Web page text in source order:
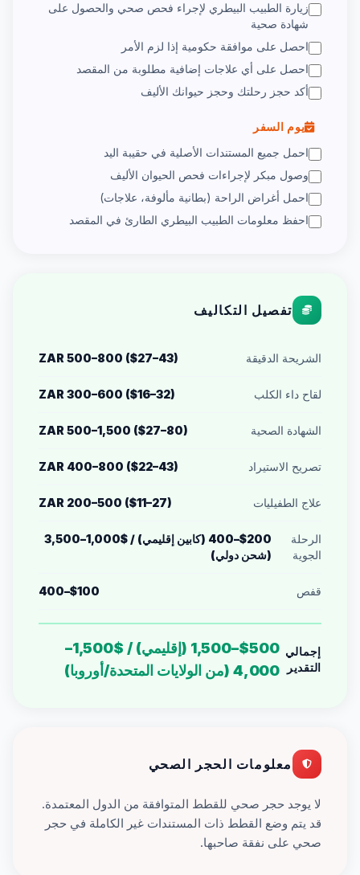
زيارة الطبيب البيطري لإجراء فحص صحي والحصول على
شهادة صحية
احصل على موافقة حكومية إذا لزم الأمر
احصل على أي علاجات إضافية مطلوبة من المقصد
أكد حجز رحلتك وحجز حيوانك الأليف
يوم السفر
احمل جميع المستندات الأصلية في حقيبة اليد
وصول مبكر لإجراءات فحص الحيوان الأليف
احمل أغراض الراحة (بطانية مألوفة، علاجات)
احفظ معلومات الطبيب البيطري الطارئ في المقصد
تفصيل التكاليف
الشريحة الدقيقة ZAR 500–800 ($27–43)
لقاح داء الكلب ZAR 300–600 ($16–32)
الشهادة الصحية ZAR 500–1,500 ($27–80)
تصريح الاستيراد ZAR 400–800 ($22–43)
علاج الطفيليات ZAR 200–500 ($11–27)
الرحلة
الجوية
$200–400 (كابين إقليمي) / $1,000–3,500
(شحن دولي)
قفص $100–400
إجمالي
التقدير
$500–1,500 (إقليمي) / $1,500–
4,000 (من الولايات المتحدة/أوروبا)
معلومات الحجر الصحي
لا يوجد حجر صحي للقطط المتوافقة من الدول المعتمدة.
قد يتم وضع القطط ذات المستندات غير الكاملة في حجر
صحي على نفقة صاحبها.